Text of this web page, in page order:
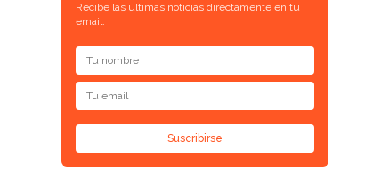
Recibe las últimas noticias directamente en tu
email.
Suscribirse